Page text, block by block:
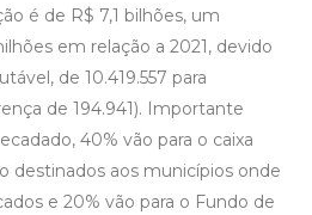
é de R$ 7,1 bilhões, um
em relação a 2021, devido
de 10.419.557 para
de 194.941). Importante
40% vão para o caixa
destinados aos municípios onde
e 20% vão para o Fundo de